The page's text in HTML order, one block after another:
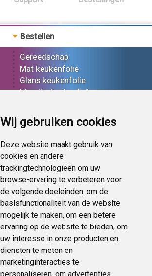
Wij gebruiken cookies
Deze website maakt gebruik van
cookies en andere
trackingtechnologieën om uw
browse-ervaring te verbeteren voor
de volgende doeleinden: om de
basisfunctionaliteit van de website
mogelijk te maken, om een betere
ervaring op de website te bieden, om
uw interesse in onze producten en
diensten te meten en
marketinginteracties te
personaliseren, om advertenties
Bestellen
Gereedschap
Mat keukenfolie
Glans keukenfolie
Metallic keukenfolie
Effect keukenfolie
Bedrukt keukenfolie
Carbon keukenfolie
Lampen folie
Functionele folie
Keukenfolie korting
Op bestelling
Pagina delen